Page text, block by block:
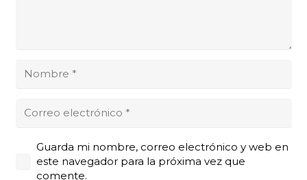
Guarda mi nombre, correo electrónico y web en
este navegador para la próxima vez que
comente.